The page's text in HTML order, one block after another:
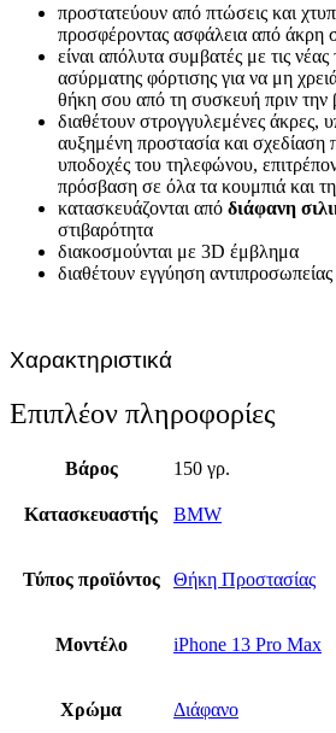
προστατεύουν από πτώσεις και
προσφέροντας ασφάλεια από άκρη
είναι απόλυτα συμβατές με τις νέας
ασύρματης φόρτισης για να μη
θήκη σου από τη συσκευή πριν την
διαθέτουν στρογγυλεμένες άκρες,
αυξημένη προστασία και σχεδίαση
υποδοχές του τηλεφώνου,
πρόσβαση σε όλα τα κουμπιά και
κατασκευάζονται από διάφανη
στιβαρότητα
διακοσμούνται με 3D έμβλημα
διαθέτουν εγγύηση
Χαρακτηριστικά
Επιπλέον πληροφορίες
Βάρος 150 γρ.
Κατασκευαστής BMW
Τύπος προϊόντος Θήκη Προστασίας
Μοντέλο iPhone 13 Pro Max
Χρώμα Διάφανο